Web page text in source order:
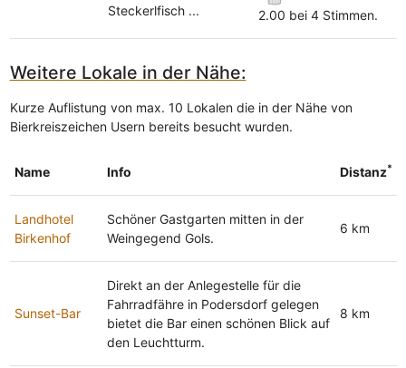
Steckerlfisch ...
2.00 bei 4 Stimmen.
Weitere Lokale in der Nähe:
Kurze Auflistung von max. 10 Lokalen die in der Nähe von
Bierkreiszeichen Usern bereits besucht wurden.
Name Info Distanz*
Landhotel
Birkenhof
Schöner Gastgarten mitten in der
Weingegend Gols.
6 km
Sunset-Bar
Direkt an der Anlegestelle für die
Fahrradfähre in Podersdorf gelegen
bietet die Bar einen schönen Blick auf
den Leuchtturm.
8 km